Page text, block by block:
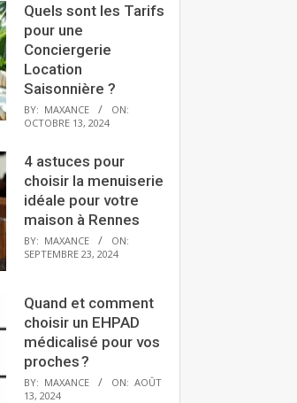
Quels sont les Tarifs
pour une
Conciergerie
Location
Saisonnière ?
BY: MAXANCE
ON:
OCTOBRE 13, 2024
4 astuces pour
choisir la menuiserie
idéale pour votre
maison à Rennes
BY: MAXANCE
ON:
SEPTEMBRE 23, 2024
Quand et comment
choisir un EHPAD
médicalisé pour vos
proches ?
BY: MAXANCE ON: AOÛT
13, 2024